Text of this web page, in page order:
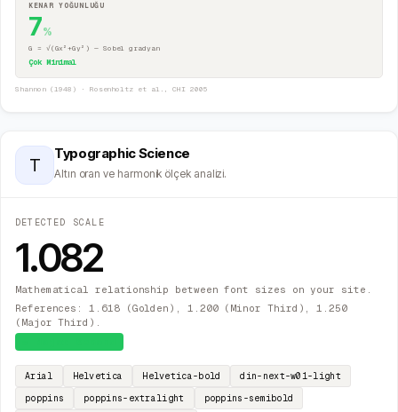
KENAR YOĞUNLUĞU
7%
G = √(Gx²+Gy²) — Sobel gradyan
Çok Minimal
Shannon (1948) · Rosenholtz et al., CHI 2005
T
Typographic Science
Altın oran ve harmonik ölçek analizi.
DETECTED SCALE
1.082
Mathematical relationship between font sizes on your site.
References: 1.618 (Golden), 1.200 (Minor Third), 1.250
(Major Third).
Arial Helvetica Helvetica-bold
din-next-w01-light
poppins
poppins-extralight
poppins-semibold